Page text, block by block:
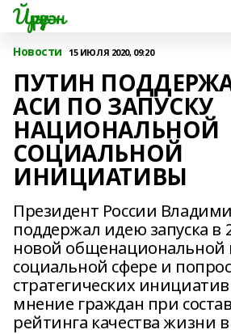
Йүрүҙән
Новости 15 ИЮЛЯ 2020, 09:20
ПУТИН
АСИ ПО ЗАПУСКУ
НАЦИОНАЛЬНОЙ
СОЦИАЛЬНОЙ
ИНИЦИАТИВЫ
Президент России
поддержал идею запуска в
новой
социальной сфере и
стратегических
мнение граждан при
рейтинга качества жизни